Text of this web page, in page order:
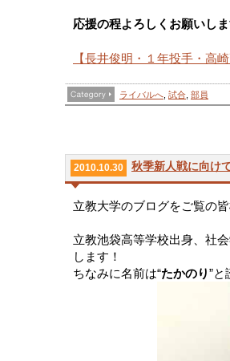
応援の程よろしくお願いし
【長井俊明・１年投手・高
ライバルへ 試合 部員
2010.10.30 秋季新人戦に向け
立教大学のブログをご覧の
立教池袋高等学校出身、社
します！
ちなみに名前は“たかのり”と